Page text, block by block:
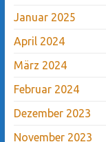
Januar 2025
April 2024
März 2024
Februar 2024
Dezember 2023
November 2023